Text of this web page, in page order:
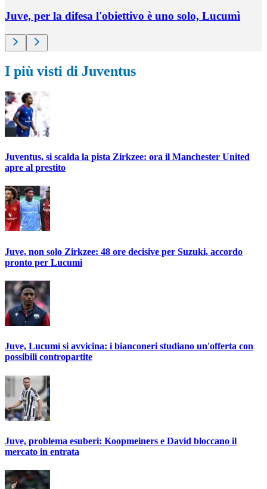
Juve, per la difesa l'obiettivo è uno solo, Lucumì
I più visti di Juventus
Juventus, si scalda la pista Zirkzee: ora il Manchester United
apre al prestito
Juve, non solo Zirkzee: 48 ore decisive per Suzuki, accordo
pronto per Lucumi
Juve, Lucumì si avvicina: i bianconeri studiano un'offerta con
possibili contropartite
Juve, problema esuberi: Koopmeiners e David bloccano il
mercato in entrata